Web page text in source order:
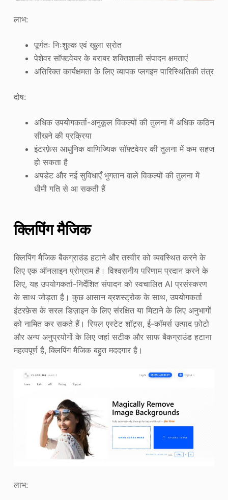
लाभ:
पूर्णतः निःशुल्क एवं खुला स्रोत
पेशेवर सॉफ्टवेयर के बराबर शक्तिशाली संपादन क्षमताएं
अतिरिक्त कार्यक्षमता के लिए व्यापक प्लगइन पारिस्थितिकी तंत्र
दोष:
अधिक उपयोगकर्ता-अनुकूल विकल्पों की तुलना में अधिक कठिन
सीखने की प्रक्रिया
इंटरफ़ेस आधुनिक वाणिज्यिक सॉफ़्टवेयर की तुलना में कम सहज
हो सकता है
अपडेट और नई सुविधाएँ भुगतान वाले विकल्पों की तुलना में
धीमी गति से आ सकती हैं
क्लिपिंग मैजिक
क्लिपिंग मैजिक बैकग्राउंड हटाने और तस्वीर को व्यवस्थित करने के
लिए एक ऑनलाइन प्रोग्राम है। विश्वसनीय परिणाम प्रदान करने के
लिए, यह उपयोगकर्ता-निर्देशित संपादन को स्वचालित AI प्रसंस्करण
के साथ जोड़ता है। कुछ आसान ब्रशस्ट्रोक के साथ, उपयोगकर्ता
इंटरफ़ेस के सरल डिज़ाइन के लिए संरक्षित या मिटाने के लिए अनुभागों
को नामित कर सकते हैं। रियल एस्टेट शॉट्स, ई-कॉमर्स उत्पाद फ़ोटो
और अन्य अनुप्रयोगों के लिए जहां सटीक और साफ बैकग्राउंड हटाना
महत्वपूर्ण है, क्लिपिंग मैजिक बहुत मददगार है।
लाभ: